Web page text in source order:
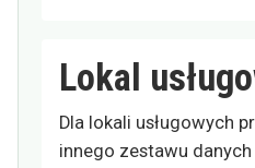
Lokal
Dla lokali usługowych
innego zestawu